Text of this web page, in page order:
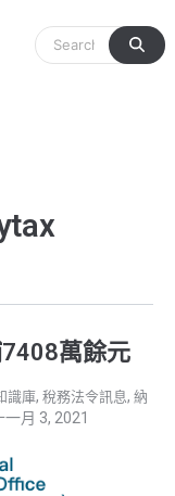
萬餘元
識庫, 稅務法令訊息, 納
一月 3, 2021